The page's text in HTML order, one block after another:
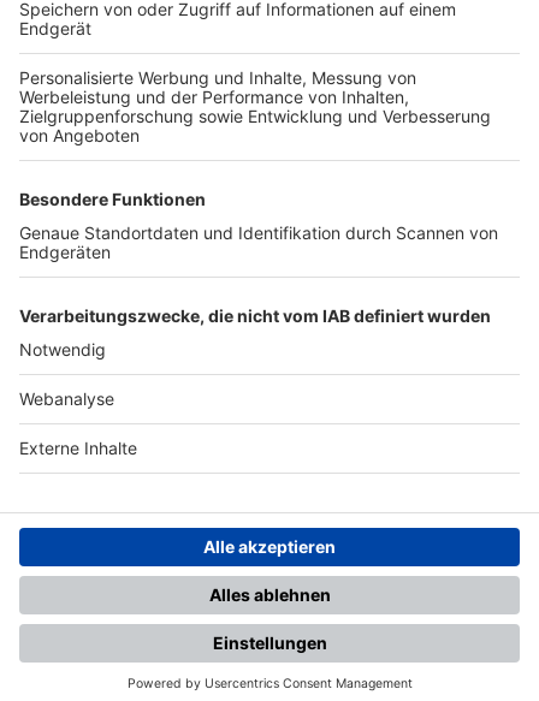
TOP-VEREINE
TOP-PARTNER
Nutzungsbedingungen Datenschutz Impressum